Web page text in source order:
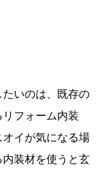
いのは、既存の
フォーム内装
イが気になる場
装材を使うと玄